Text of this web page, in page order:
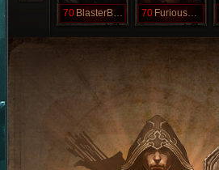
70 BlasterBuns 70 FuriousBuns